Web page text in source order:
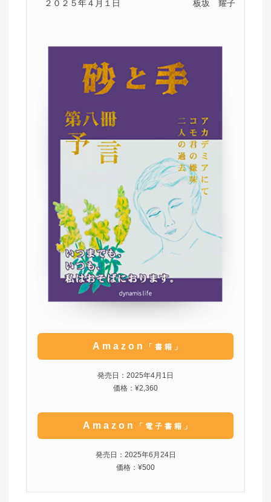
２０２５年４月１日 板坂 耀子
Amazon 「書籍」
発売日：2025年4月1日
価格：¥2,360
Amazon 「電子書籍」
発売日：2025年6月24日
価格：¥500